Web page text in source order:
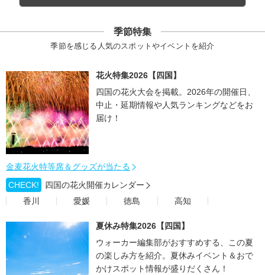
季節特集
季節を感じる人気のスポットやイベントを紹介
花火特集2026【四国】
四国の花火大会を掲載。2026年の開催日、
中止・延期情報や人気ランキングなどをお
届け！
金麦花火特等席＆グッズが当たる
CHECK!
四国の花火開催カレンダー
香川
愛媛 徳島 高知
夏休み特集2026【四国】
ウォーカー編集部がおすすめする、この夏
の楽しみ方を紹介。夏休みイベント＆おで
かけスポット情報が盛りだくさん！